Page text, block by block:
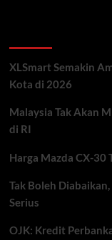
XLSmart
Buka
Peluang
Program
Ready
XLSmart Semakin
Kota di 2026
Malaysia Tak Akan
di RI
Harga Mazda CX-30
Tak Boleh
Serius
OJK: Kredit